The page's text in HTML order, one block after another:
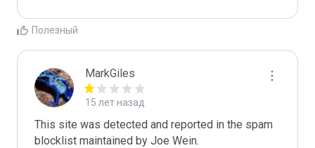
Полезный
MarkGiles
15 лет назад
This site was detected and reported in the spam
blocklist maintained by Joe Wein.